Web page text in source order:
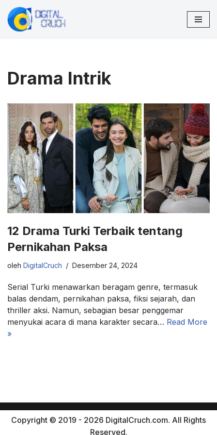
Lompat
Drama Intrik
12 Drama Turki Terbaik tentang
Pernikahan Paksa
oleh DigitalCruch Desember 24, 2024
Serial Turki menawarkan beragam genre, termasuk
balas dendam, pernikahan paksa, fiksi sejarah, dan
thriller aksi. Namun, sebagian besar penggemar
menyukai acara di mana karakter secara… Read More
»
Copyright © 2019 - 2026 DigitalCruch.com. All Rights
Reserved.